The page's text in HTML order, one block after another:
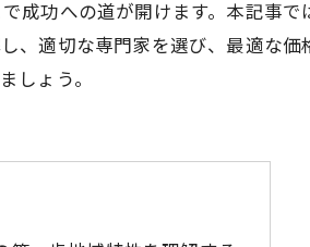
成功への道が開けます。本記事
、適切な専門家を選び、最適な
しょう。